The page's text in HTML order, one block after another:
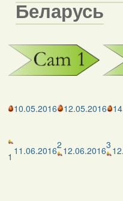
Беларусь
10.05.2016 12.05.2016
1 11.06.20162 12.06.20163